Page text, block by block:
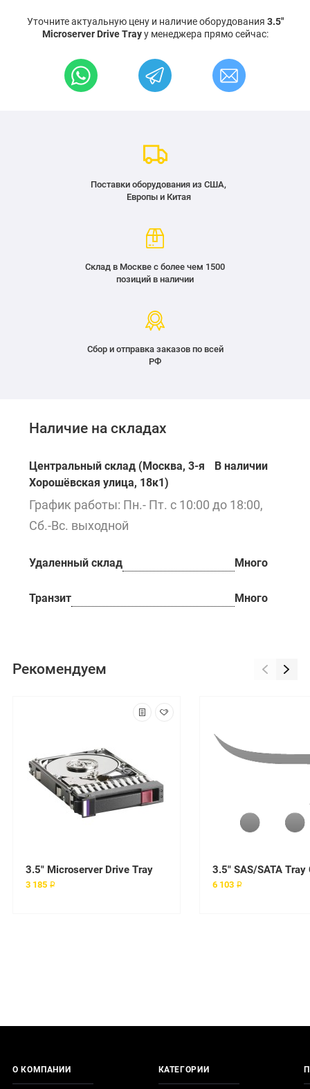
Уточните актуальную цену и наличие оборудования 3.5"
Microserver Drive Trayу менеджера прямо сейчас:
Поставки оборудования из США,
Европы и Китая
Склад в Москве с более чем 1500
позиций в наличии
Сбор и отправка заказов по всей
РФ
Наличие на складах
Центральный склад (Москва, 3-я
Хорошёвская улица, 18к1)
В наличии
График работы: Пн.- Пт. с 10:00 до 18:00,
Сб.-Вс. выходной
Удаленный склад Много
Транзит Много
Рекомендуем
3.5" Microserver Drive Tray
3 185 ₽
3.5" SAS/SATA Tray
6 103 ₽
О КОМПАНИИ КАТЕГОРИИ